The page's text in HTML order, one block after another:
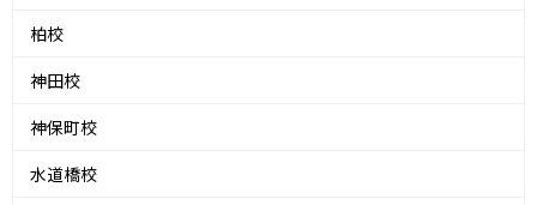
柏校
神田校
神保町校
水道橋校